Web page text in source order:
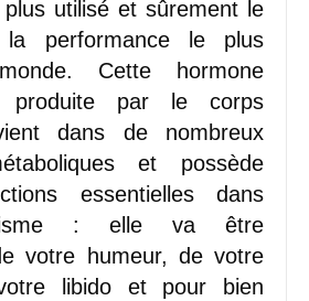
utilisé et sûrement le
performance le plus
Cette hormone
produite par le corps
dans de nombreux
et possède
essentielles dans
: elle va être
votre humeur, de votre
libido et pour bien